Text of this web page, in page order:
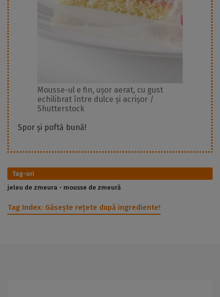
Mousse-ul e fin, ușor aerat, cu gust
echilibrat între dulce și acrișor /
Shutterstock
Spor și poftă bună!
Tag-uri
jeleu de zmeura
mousse de zmeură
Tag Index: Găsește rețete după ingrediente!